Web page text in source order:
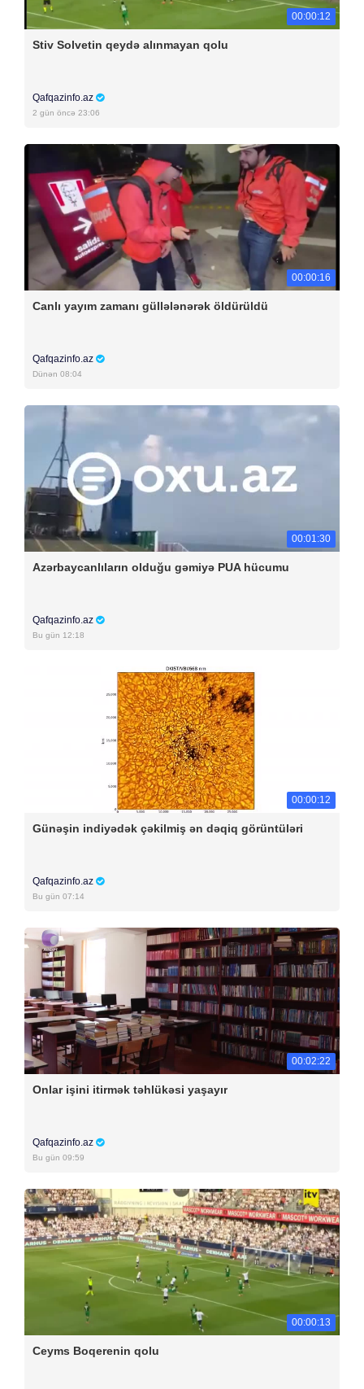
00:00:12
Stiv Solvetin qeydə alınmayan qolu
Qafqazinfo.az
2 gün öncə 23:06
00:00:16
Canlı yayım zamanı güllələnərək öldürüldü
Qafqazinfo.az
Dünən 08:04
00:01:30
Azərbaycanlıların olduğu gəmiyə PUA hücumu
Qafqazinfo.az
Bu gün 12:18
00:00:12
Günəşin indiyədək çəkilmiş ən dəqiq görüntüləri
Qafqazinfo.az
Bu gün 07:14
00:02:22
Onlar işini itirmək təhlükəsi yaşayır
Qafqazinfo.az
Bu gün 09:59
00:00:13
Ceyms Boqerenin qolu